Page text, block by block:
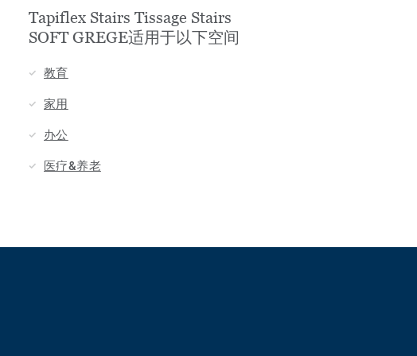
Tapiflex Stairs Tissage Stairs
SOFT GREGE适用于以下空间
教育
家用
办公
医疗&养老